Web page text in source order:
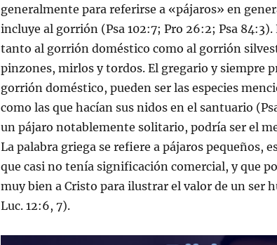
generalmente para referirse a «pájaros» en
incluye al gorrión (Psa 102:7; Pro 26:2; Psa 84:3).
tanto al gorrión doméstico como al gorrión
pinzones, mirlos y tordos. El gregario y siempre
gorrión doméstico, pueden ser las especies
como las que hací­an sus nidos en el santuario
un pájaro notablemente solitario, podrí­a ser el
La palabra griega se refiere a pájaros pequeños,
que casi no tení­a significación comercial, y que
muy bien a Cristo para ilustrar el valor de un ser
Luc. 12:6, 7).